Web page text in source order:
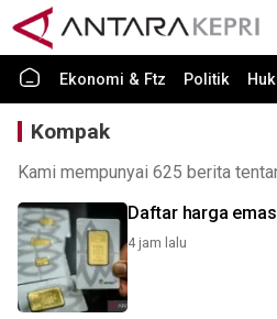
Ekonomi & Ftz Politik
Kompak
Kami mempunyai 625 berita
Daftar harga
4 jam lalu